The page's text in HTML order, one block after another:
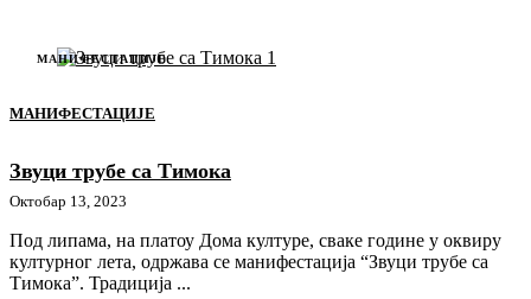
МАНИФЕСТАЦИЈЕ
МАНИФЕСТАЦИЈЕ
Звуци трубе са Тимока
Октобар 13, 2023
Под липама, на платоу Дома културе, сваке године у оквиру
културног лета, одржава се манифестација “Звуци трубе са
Тимока”. Традиција ...